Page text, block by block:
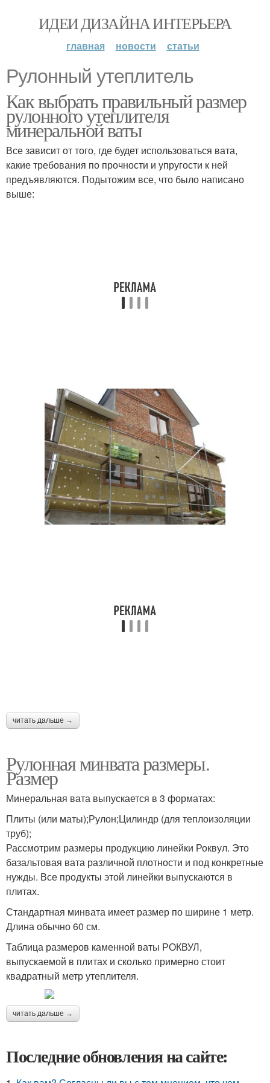
ИДЕИ ДИЗАЙНА ИНТЕРЬЕРА
главная новости статьи
Рулонный утеплитель
Как выбрать правильный размер
рулонного утеплителя
минеральной ваты
Все зависит от того, где будет использоваться вата,
какие требования по прочности и упругости к ней
предъявляются. Подытожим все, что было написано
выше:
читать дальше →
Рулонная минвата размеры.
Размер
Минеральная вата выпускается в 3 форматах:
Плиты (или маты);Рулон;Цилиндр (для теплоизоляции
труб);
Рассмотрим размеры продукцию линейки Роквул. Это
базальтовая вата различной плотности и под конкретные
нужды. Все продукты этой линейки выпускаются в
плитах.
Стандартная минвата имеет размер по ширине 1 метр.
Длина обычно 60 см.
Таблица размеров каменной ваты РОКВУЛ,
выпускаемой в плитах и сколько примерно стоит
квадратный метр утеплителя.
читать дальше →
Последние обновления на сайте: